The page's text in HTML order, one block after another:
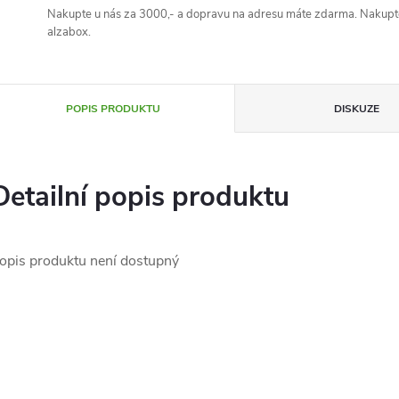
Nakupte u nás za 3000,- a dopravu na adresu máte zdarma.
alzabox.
POPIS PRODUKTU DISKUZE
popis produktu
produktu není dostupný